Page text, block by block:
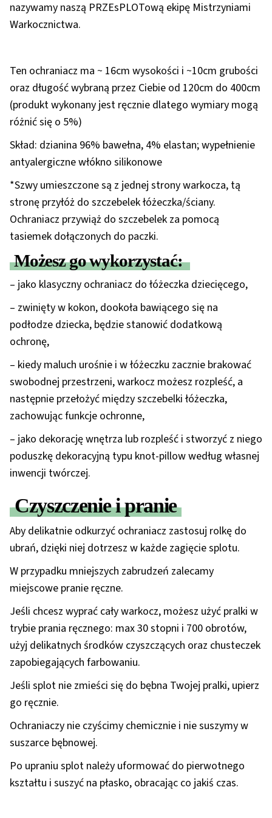
nazywamy naszą PRZEsPLOTową ekipę Mistrzyniami
Warkocznictwa.
Ten ochraniacz ma ~ 16cm wysokości i ~10cm grubości
oraz długość wybraną przez Ciebie od 120cm do 400cm
(produkt wykonany jest ręcznie dlatego wymiary mogą
różnić się o 5%)
Skład: dzianina 96% bawełna, 4% elastan; wypełnienie
antyalergiczne włókno silikonowe
*Szwy umieszczone są z jednej strony warkocza, tą
stronę przyłóż do szczebelek łóżeczka/ściany.
Ochraniacz przywiąż do szczebelek za pomocą
tasiemek dołączonych do paczki.
Możesz go wykorzystać:
– jako klasyczny ochraniacz do łóżeczka dziecięcego,
– zwinięty w kokon, dookoła bawiącego się na
podłodze dziecka, będzie stanowić dodatkową
ochronę,
– kiedy maluch urośnie i w łóżeczku zacznie brakować
swobodnej przestrzeni, warkocz możesz rozpleść, a
następnie przełożyć między szczebelki łóżeczka,
zachowując funkcje ochronne,
– jako dekorację wnętrza lub rozpleść i stworzyć z niego
poduszkę dekoracyjną typu knot-pillow według własnej
inwencji twórczej.
Czyszczenie i pranie
Aby delikatnie odkurzyć ochraniacz zastosuj rolkę do
ubrań, dzięki niej dotrzesz w każde zagięcie splotu.
W przypadku mniejszych zabrudzeń zalecamy
miejscowe pranie ręczne.
Jeśli chcesz wyprać cały warkocz, możesz użyć pralki w
trybie prania ręcznego: max 30 stopni i 700 obrotów,
użyj delikatnych środków czyszczących oraz chusteczek
zapobiegających farbowaniu.
Jeśli splot nie zmieści się do bębna Twojej pralki, upierz
go ręcznie.
Ochraniaczy nie czyścimy chemicznie i nie suszymy w
suszarce bębnowej.
Po upraniu splot należy uformować do pierwotnego
kształtu i suszyć na płasko, obracając co jakiś czas.